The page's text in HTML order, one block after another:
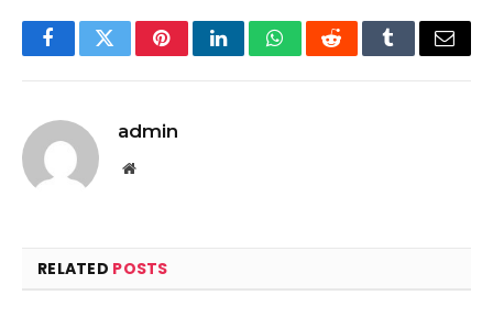
FacebookTwitterPinterestLinkedInWhatsAppRedditTumblrEmail
admin
Website
RELATED POSTS